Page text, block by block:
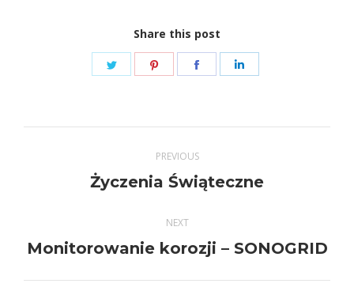
Share this post
Share
Share
Share
navigation
PREVIOUS
Previous
Życzenia Świąteczne
NEXT
Next
Monitorowanie korozji – SONOGRID